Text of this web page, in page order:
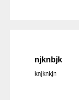
njknbjk
knjknkjn